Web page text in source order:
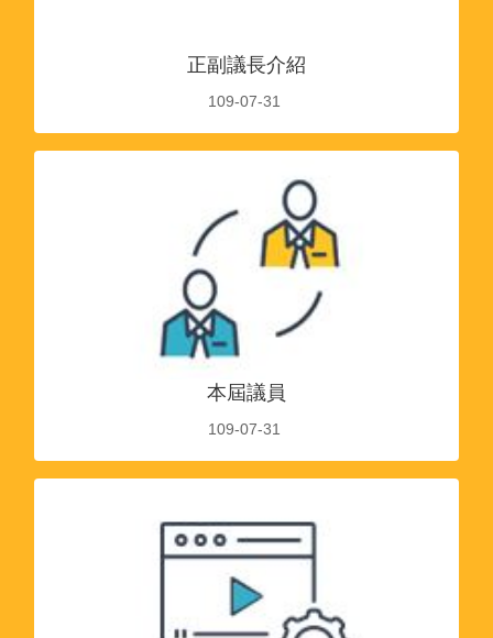
正副議長介紹
109-07-31
本屆議員
109-07-31